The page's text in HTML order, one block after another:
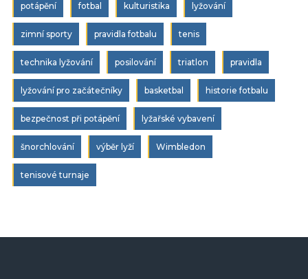
potápění fotbal kulturistika lyžování
zimní sporty pravidla fotbalu tenis
technika lyžování posilování triatlon pravidla
lyžování pro začátečníky basketbal historie fotbalu
bezpečnost při potápění lyžařské vybavení
šnorchlování výběr lyží Wimbledon
tenisové turnaje